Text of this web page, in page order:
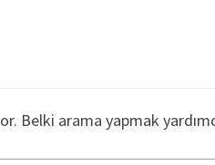
Belki arama yapmak